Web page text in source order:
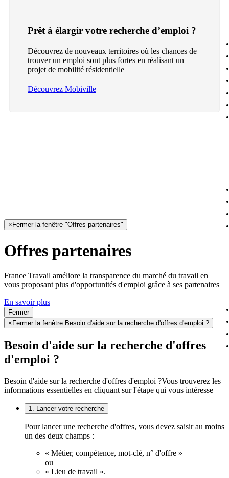
Prêt à élargir votre recherche d’emploi ?
Découvrez de nouveaux territoires où les chances de
trouver un emploi sont plus fortes en réalisant un
projet de mobilité résidentielle
Découvrez Mobiville
× Fermer la fenêtre "Offres partenaires"
Offres partenaires
France Travail améliore la transparence du marché du travail en
vous proposant plus d'opportunités d'emploi grâce à ses partenaires
En savoir plus
Fermer
× Fermer la fenêtre Besoin d'aide sur la recherche d'offres d'emploi ?
Besoin d'aide sur la recherche d'offres
d'emploi ?
Besoin d'aide sur la recherche d'offres d'emploi ?Vous trouverez les
informations essentielles en cliquant sur l'étape qui vous intéresse
1. Lancer votre recherche
Pour lancer une recherche d'offres, vous devez saisir au moins
un des deux champs :
« Métier, compétence, mot-clé, n° d'offre »
ou
« Lieu de travail ».